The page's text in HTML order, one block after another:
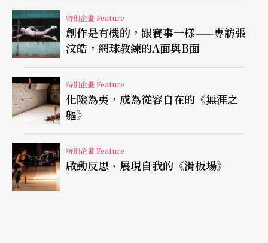
特別企畫 Feature
創作是有機的，跟賽事一樣——專訪張
汶皓，網球教練的A面與B面
特別企畫 Feature
化險為夷，成為從容自在的《無涯之
軀》
特別企畫 Feature
啟動反思、展現自我的《滑板場》